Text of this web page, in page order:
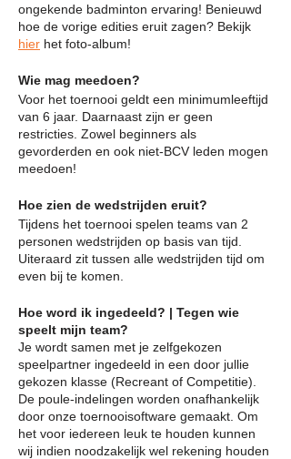
ongekende badminton ervaring! Benieuwd
hoe de vorige edities eruit zagen? Bekijk
hier het foto-album!
Wie mag meedoen?
Voor het toernooi geldt een minimumleeftijd
van 6 jaar. Daarnaast zijn er geen
restricties. Zowel beginners als
gevorderden en ook niet-BCV leden mogen
meedoen!
Hoe zien de wedstrijden eruit?
Tijdens het toernooi spelen teams van 2
personen wedstrijden op basis van tijd.
Uiteraard zit tussen alle wedstrijden tijd om
even bij te komen.
Hoe word ik ingedeeld? | Tegen wie
speelt mijn team?
Je wordt samen met je zelfgekozen
speelpartner ingedeeld in een door jullie
gekozen klasse (Recreant of Competitie).
De poule-indelingen worden onafhankelijk
door onze toernooisoftware gemaakt. Om
het voor iedereen leuk te houden kunnen
wij indien noodzakelijk wel rekening houden